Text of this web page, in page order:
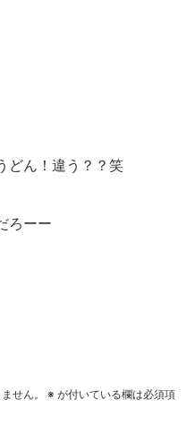
どん！違う？？笑
ろーー
せん。 ※ が付いている欄は必須項